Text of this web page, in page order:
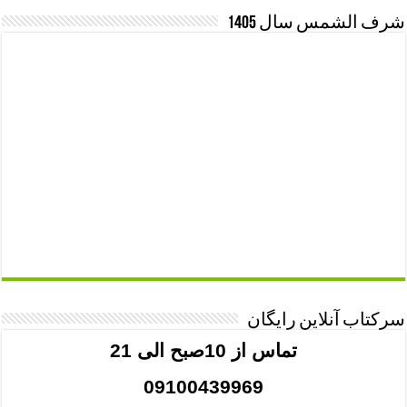
شرف الشمس سال 1405
سرکتاب آنلاین رایگان
تماس از 10صبح الی 21
09100439969